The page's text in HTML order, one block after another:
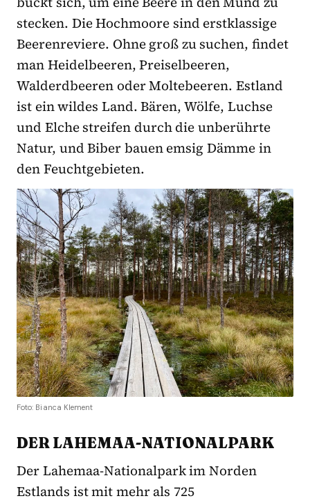
stecken. Die Hochmoore sind erstklassige
Beerenreviere. Ohne groß zu suchen, findet
man Heidelbeeren, Preiselbeeren,
Walderdbeeren oder Moltebeeren. Estland
ist ein wildes Land. Bären, Wölfe, Luchse
und Elche streifen durch die unberührte
Natur, und Biber bauen emsig Dämme in
den Feuchtgebieten.
Foto: Bianca Klement
DER LAHEMAA-NATIONALPARK
Der Lahemaa-Nationalpark im Norden
Estlands ist mit mehr als 725